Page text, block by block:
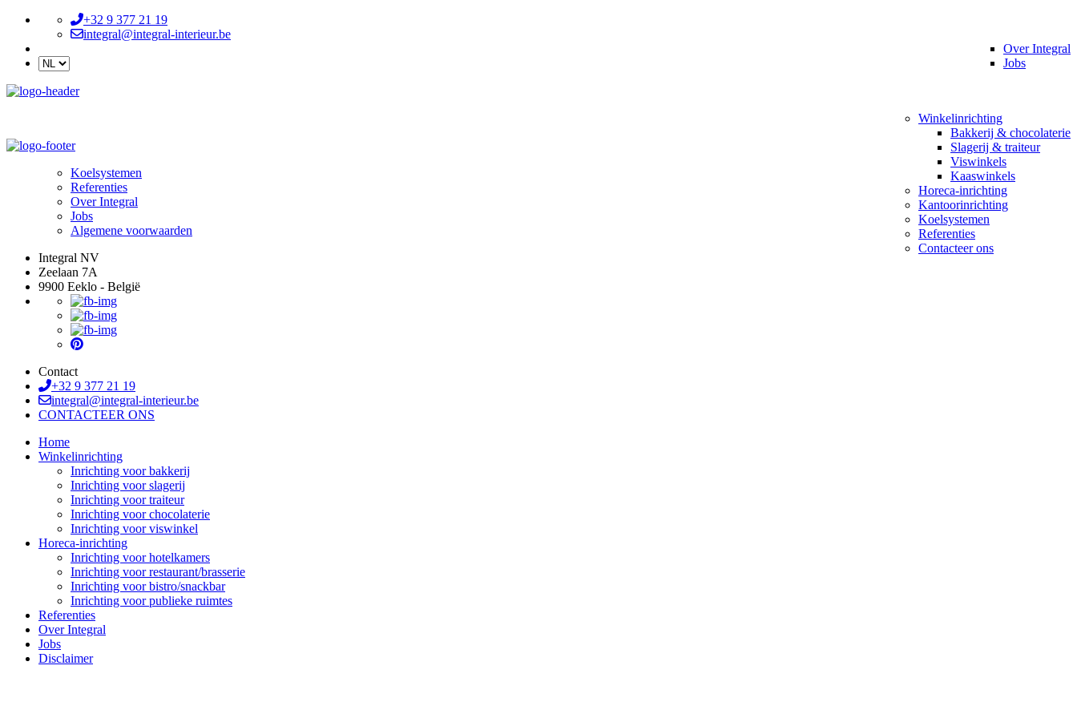
+32 9 377 21 19
integral@integral-interieur.be
Over Integral
Jobs
Winkelinrichting
Bakkerij & chocolaterie
Slagerij & traiteur
Viswinkels
Kaaswinkels
Horeca-inrichting
Kantoorinrichting
Koelsystemen
Referenties
Contacteer ons
Koelsystemen
Referenties
Over Integral
Jobs
Algemene voorwaarden
Integral NV
Zeelaan 7A
9900 Eeklo - België
Contact
+32 9 377 21 19
integral@integral-interieur.be
CONTACTEER ONS
Home
Winkelinrichting
Inrichting voor bakkerij
Inrichting voor slagerij
Inrichting voor traiteur
Inrichting voor chocolaterie
Inrichting voor viswinkel
Horeca-inrichting
Inrichting voor hotelkamers
Inrichting voor restaurant/brasserie
Inrichting voor bistro/snackbar
Inrichting voor publieke ruimtes
Referenties
Over Integral
Jobs
Disclaimer